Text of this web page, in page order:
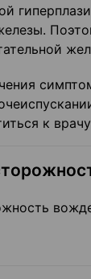
к вра­чу